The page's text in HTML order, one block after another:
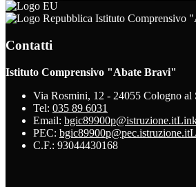
Istituto Comprensivo
Contatti
Istituto Comprensivo "Abate Bravi"
Via Rosmini, 12 - 24055 Cologno al
Tel: 035 89 6031
Email: bgic89900p@istruzione.it
PEC: bgic89900p@pec.istruzione.it
C.F.: 93044430168